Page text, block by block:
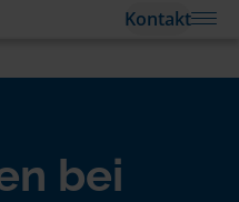
Kontakt
bei